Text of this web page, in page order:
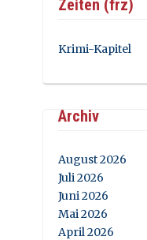
Zeiten (frz)
Krimi-Kapitel
Archiv
August 2026
Juli 2026
Juni 2026
Mai 2026
April 2026